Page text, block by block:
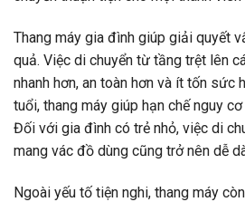
Thang máy gia đình giúp giải quyết
quả. Việc di chuyển từ tầng trệt lên
nhanh hơn, an toàn hơn và ít tốn sức
tuổi, thang máy giúp hạn chế nguy
Đối với gia đình có trẻ nhỏ, việc di
mang vác đồ dùng cũng trở nên dễ
Ngoài yếu tố tiện nghi, thang máy